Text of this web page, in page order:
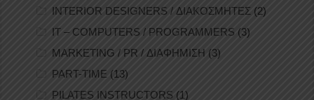
INTERIOR DESIGNERS / ΔΙΑΚΟΣΜΗΤΕΣ (2)
IT – COMPUTERS / PROGRAMMERS (3)
MARKETING / PR / ΔΙΑΦΗΜΙΣΗ (3)
PART-TIME (13)
PILATES INSTRUCTORS (1)